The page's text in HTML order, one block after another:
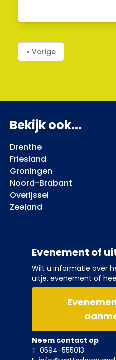
« Vorige
Bekijk ook...
Drenthe
Friesland
Groningen
Noord-Brabant
Overijssel
Zeeland
Evenement of
Wilt u informatie over
uitje, evenement of
Neem contact op
T: 0594-555013